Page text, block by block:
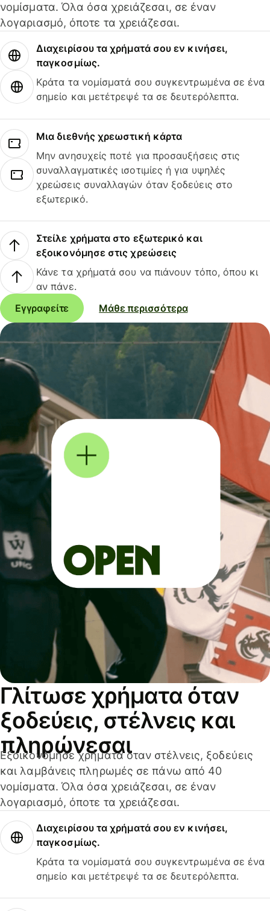
νομίσματα. Όλα όσα χρειάζεσαι, σε έναν
λογαριασμό, όποτε τα χρειάζεσαι.
Διαχειρίσου τα χρήματά σου εν κινήσει,
παγκοσμίως.
Κράτα τα νομίσματά σου συγκεντρωμένα σε ένα
σημείο και μετέτρεψέ τα σε δευτερόλεπτα.
Μια διεθνής χρεωστική κάρτα
Μην ανησυχείς ποτέ για προσαυξήσεις στις
συναλλαγματικές ισοτιμίες ή για υψηλές
χρεώσεις συναλλαγών όταν ξοδεύεις στο
εξωτερικό.
Στείλε χρήματα στο εξωτερικό και
εξοικονόμησε στις χρεώσεις
Κάνε τα χρήματά σου να πιάνουν τόπο, όπου κι
αν πάνε.
Εγγραφείτε
Μάθε περισσότερα
Γλίτωσε χρήματα όταν
ξοδεύεις, στέλνεις και
πληρώνεσαι
Εξοικονόμησε χρήματα όταν στέλνεις, ξοδεύεις
και λαμβάνεις πληρωμές σε πάνω από 40
νομίσματα. Όλα όσα χρειάζεσαι, σε έναν
λογαριασμό, όποτε τα χρειάζεσαι.
Διαχειρίσου τα χρήματά σου εν κινήσει,
παγκοσμίως.
Κράτα τα νομίσματά σου συγκεντρωμένα σε ένα
σημείο και μετέτρεψέ τα σε δευτερόλεπτα.